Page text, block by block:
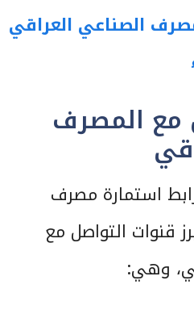
الصناعي العراقي
مع المصرف
استمارة مصرف
قنوات التواصل مع
وهي: